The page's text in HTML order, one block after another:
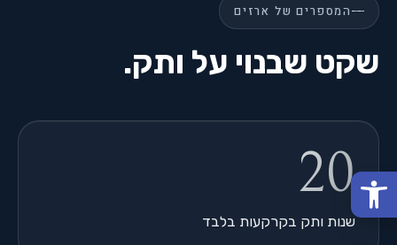
פתח סרגל נגישות
המספרים של ארזים
שקט שבנוי על ותק.
20
שנות ותק בקרקעות בלבד